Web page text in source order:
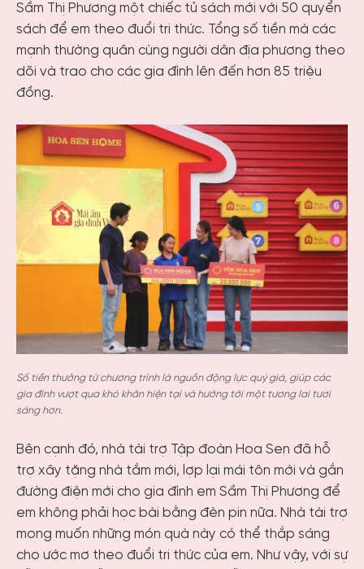
Sầm Thị Phương một chiếc tủ sách mới với 50 quyển
sách để em theo đuổi tri thức. Tổng số tiền mà các
mạnh thường quân cùng người dân địa phương theo
dõi và trao cho các gia đình lên đến hơn 85 triệu
đồng.
Số tiền thưởng từ chương trình là nguồn động lực quý giá, giúp các
gia đình vượt qua khó khăn hiện tại và hướng tới một tương lai tươi
sáng hơn.
Bên cạnh đó, nhà tài trợ Tập đoàn Hoa Sen đã hỗ
trợ xây tặng nhà tắm mới, lợp lại mái tôn mới và gắn
đường điện mới cho gia đình em Sầm Thị Phương để
em không phải học bài bằng đèn pin nữa. Nhà tài trợ
mong muốn những món quà này có thể thắp sáng
cho ước mơ theo đuổi tri thức của em. Như vậy, với sự